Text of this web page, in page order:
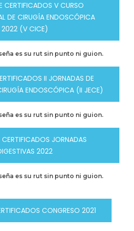
CERTIFICADOS V CURSO
DE CIRUGÍA ENDOSCÓPICA
2022 (V CICE)
es su rut sin punto ni guion.
II JORNADAS DE
ENDOSCÓPICA (II JECE)
es su rut sin punto ni guion.
CERTIFICADOS JORNADAS
2022
es su rut sin punto ni guion.
CONGRESO 2021